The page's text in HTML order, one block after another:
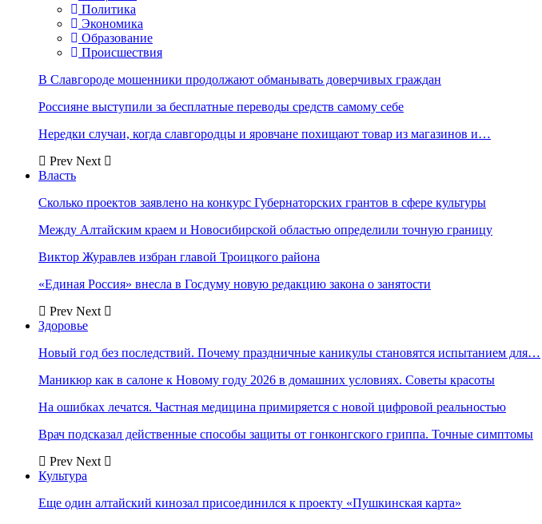
Политика
Экономика
Образование
Происшествия
В Славгороде мошенники продолжают обманывать доверчивых граждан
Россияне выступили за бесплатные переводы средств самому себе
Нередки случаи, когда славгородцы и яровчане похищают товар из магазинов и…
Prev Next
Власть
Сколько проектов заявлено на конкурс Губернаторских грантов в сфере культуры
Между Алтайским краем и Новосибирской областью определили точную границу
Виктор Журавлев избран главой Троицкого района
«Единая Россия» внесла в Госдуму новую редакцию закона о занятости
Prev Next
Здоровье
Новый год без последствий. Почему праздничные каникулы становятся испытанием для…
Маникюр как в салоне к Новому году 2026 в домашних условиях. Советы красоты
На ошибках лечатся. Частная медицина примиряется с новой цифровой реальностью
Врач подсказал действенные способы защиты от гонконгского гриппа. Точные симптомы
Prev Next
Культура
Еще один алтайский кинозал присоединился к проекту «Пушкинская карта»